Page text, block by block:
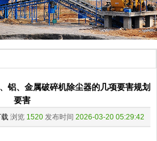
铝、金属破碎机除尘器的几项要害规划
要害
浏览 1520 发布时间 2026-03-20 05:29:42